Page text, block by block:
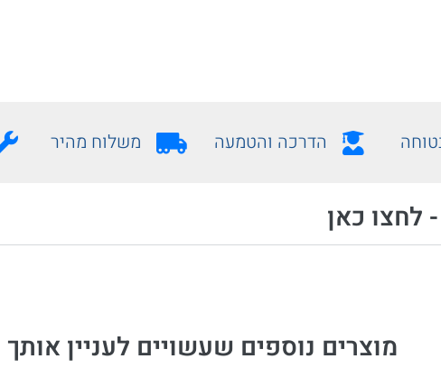
הדרכה והטמעה משלוח מהיר
לחצו כאן
מוצרים נוספים שעשויים לעניין אותך